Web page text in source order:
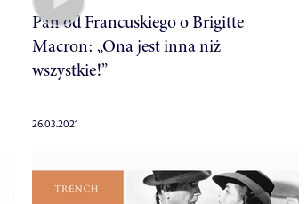
Pan od Francuskiego o Brigitte
Macron: „Ona jest inna niż
wszystkie!”
26.03.2021